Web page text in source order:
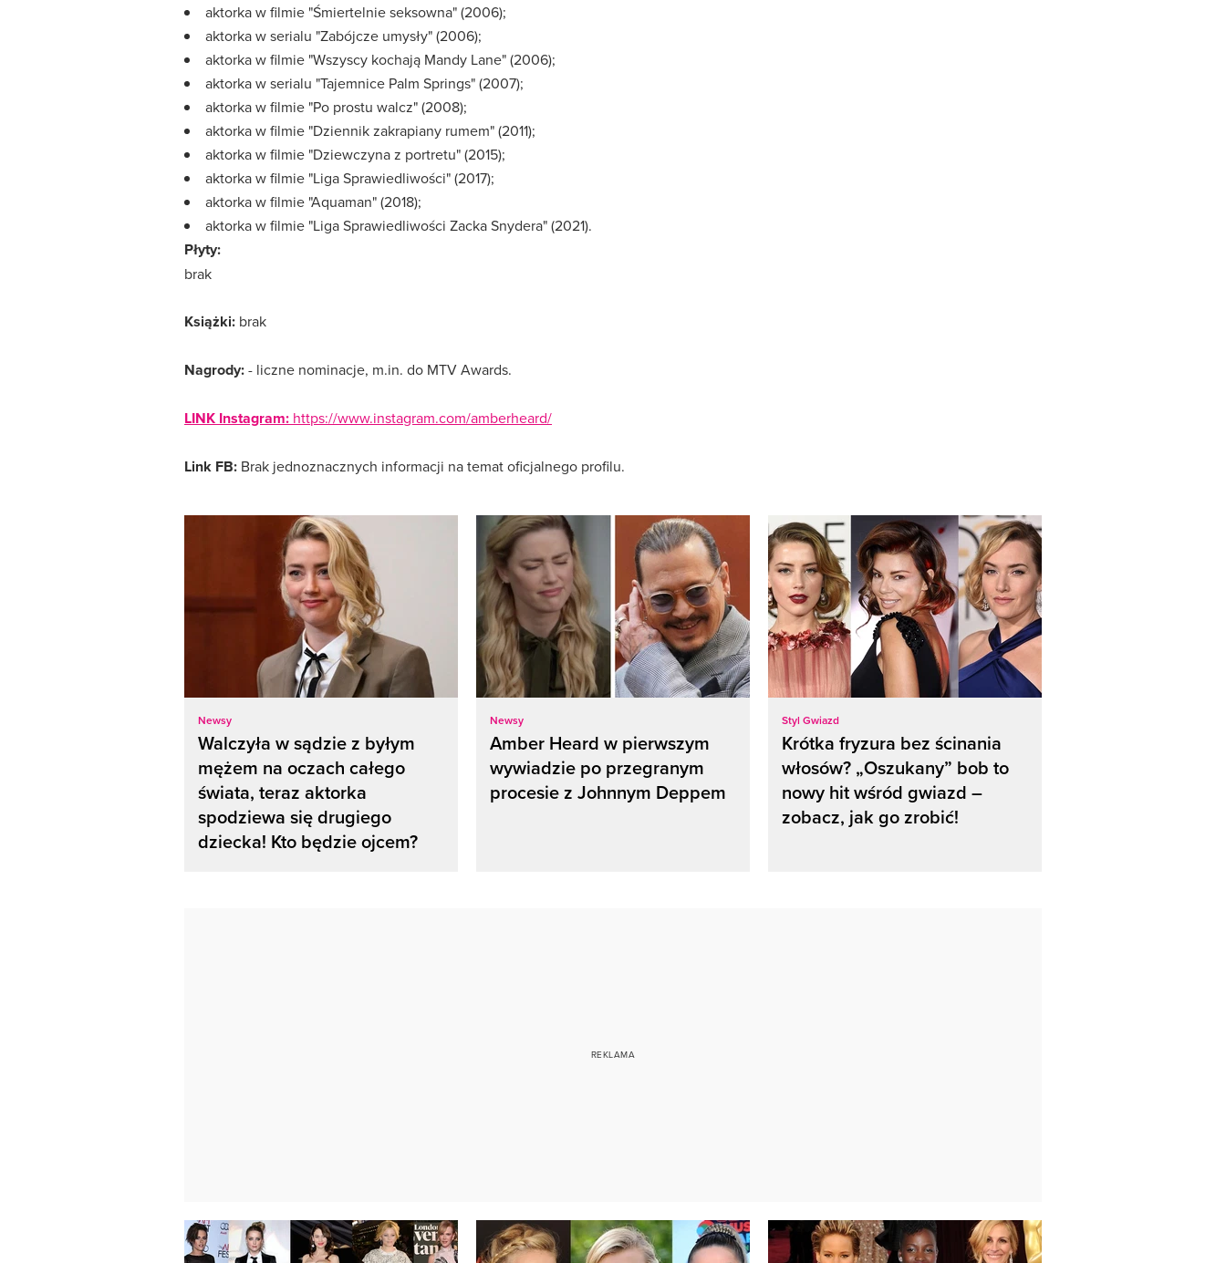
aktorka w filmie "Śmiertelnie seksowna" (2006);
aktorka w serialu "Zabójcze umysły" (2006);
aktorka w filmie "Wszyscy kochają Mandy Lane" (2006);
aktorka w serialu "Tajemnice Palm Springs" (2007);
aktorka w filmie "Po prostu walcz" (2008);
aktorka w filmie "Dziennik zakrapiany rumem" (2011);
aktorka w filmie "Dziewczyna z portretu" (2015);
aktorka w filmie "Liga Sprawiedliwości" (2017);
aktorka w filmie "Aquaman" (2018);
aktorka w filmie "Liga Sprawiedliwości Zacka Snydera" (2021).
Płyty:
brak
Książki: brak
Nagrody:- liczne nominacje, m.in. do MTV Awards.
LINK Instagram: https://www.instagram.com/amberheard/
Link FB: Brak jednoznacznych informacji na temat oficjalnego profilu.
Newsy
Walczyła w sądzie z byłym
mężem na oczach całego
świata, teraz aktorka
spodziewa się drugiego
dziecka! Kto będzie ojcem?
Newsy
Amber Heard w pierwszym
wywiadzie po przegranym
procesie z Johnnym Deppem
Styl Gwiazd
Krótka fryzura bez ścinania
włosów? „Oszukany” bob to
nowy hit wśród gwiazd –
zobacz, jak go zrobić!